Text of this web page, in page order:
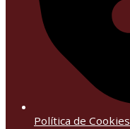
Política de Cookies